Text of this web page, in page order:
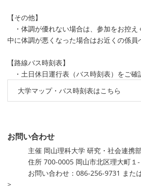
【その他】
・体調が優れない場合は、参加をお控え
中に体調が悪くなった場合はお近くの係員
【路線バス時刻表】
・土日休日運行表（バス時刻表）をご確
大学マップ・バス時刻表はこちら
お問い合わせ
主催 岡山理科大学 研究・社会連携部
住所 700-0005 岡山市北区理大町１-
お問い合わせ：086-256-9731 また